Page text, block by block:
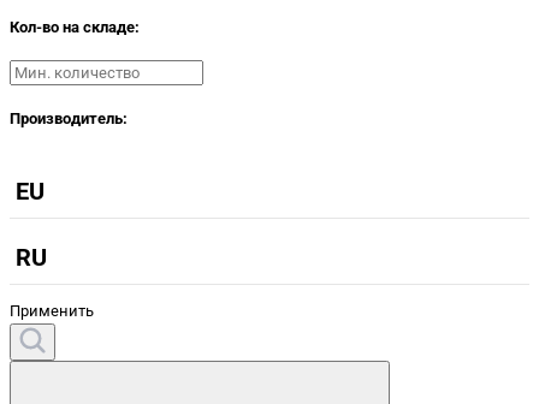
Кол-во на складе:
Производитель:
EU
RU
Применить